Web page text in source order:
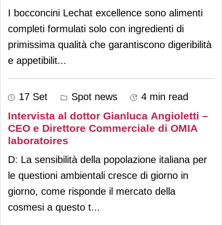
I bocconcini Lechat excellence sono alimenti
completi formulati solo con ingredienti di
primissima qualità che garantiscono digeribilità
e appetibilit...
17 Set Spot news 4 min read
Intervista al dottor Gianluca Angioletti –
CEO e Direttore Commerciale di OMIA
laboratoires
D: La sensibilità della popolazione italiana per
le questioni ambientali cresce di giorno in
giorno, come risponde il mercato della
cosmesi a questo t...